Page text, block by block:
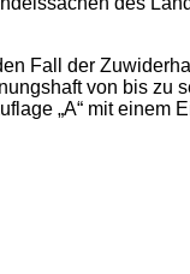
Fall der
von bis zu
„A“ mit einem